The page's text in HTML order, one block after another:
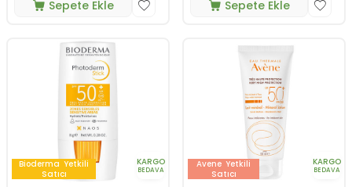
Sepete Ekle Sepete Ekle
Bioderma Yetkili
Satıcı
KARGO
BEDAVA
Avene Yetkili
Satıcı
KARGO
BEDAVA